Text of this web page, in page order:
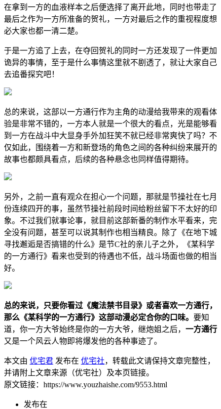
在拿到一方的血液样本之后便选择了离开此地，同时也带走了
最后之作为一方所准备的贺礼，一方对最后之作的重视程度想
必大家也都一清二楚。
于是一方追了上去，在夺回贺礼的同时一方还发现了一件更加
诡异的事情，至于是什么事情这里就不剧透了，就让大家自己
去追番探究吧！
总的来说，这部以一方通行作为主角的动漫给我带来的观看体
验是非常不错的，一方本人就是一个很大的看点，光是能够看
到一方在战斗中大显身手外加狂笑不就已经非常爽快了吗？不
仅如此，围绕着一方和新登场的角色之间的各种纠纷来展开的
故事也都颇具看点，后续的各种悬念也同样值得期待。
另外，之前一直有观众在担心一个问题，那就是节操社在七月
份连续四开的事，虽然节操社前段时间给粉丝留下不太好的印
象。不过我们就事论事，就目前这部新番的制作水平看来，完
全没有问题，甚至可以说其制作也相当精良。除了《在地下城
寻找邂逅是否搞错的什么》是节C社的亲儿子之外，《某科学
的一方通行》看来也受到的待遇也不低，战斗场面也做的相当
好。
总的来说，只要你看过《魔法禁书目录》或者喜欢一方通行，
那么《某科学的一方通行》这部动漫必定合你的口味。 要知
道，你一方大爷始终是你的一方大爷，继炮姐之后， 一方通行
又是一个风云人物即将爆发他的各种事迹了。
本文由 优宅君 发布在 优宅社，转载此文请保持文章完整性，
并请附上文章来源（优宅社）及本页链接。
原文链接：https://www.youzhaishe.com/9553.html
发布在